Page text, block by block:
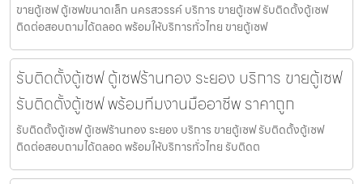
ขายตู้เซฟ ตู้เซฟขนาดเล็ก นครสวรรค์ บริการ ขายตู้เซฟ รับติดตั้งตู้เซฟ
ติดต่อสอบถามได้ตลอด พร้อมให้บริการทั่วไทย ขายตู้เซฟ
รับติดตั้งตู้เซฟ ตู้เซฟร้านทอง ระยอง บริการ ขายตู้เซฟ
รับติดตั้งตู้เซฟ พร้อมทีมงานมืออาชีพ ราคาถูก
รับติดตั้งตู้เซฟ ตู้เซฟร้านทอง ระยอง บริการ ขายตู้เซฟ รับติดตั้งตู้เซฟ
ติดต่อสอบถามได้ตลอด พร้อมให้บริการทั่วไทย รับติดต